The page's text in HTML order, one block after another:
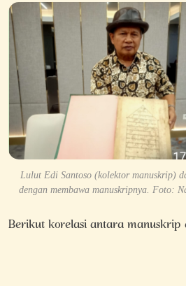
Lulut Edi Santoso (kolektor manuskrip)
dengan membawa manuskripnya. Foto:
Berikut korelasi antara